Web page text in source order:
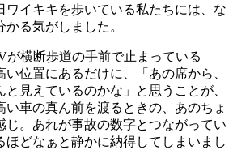
ワイキキを歩いている私たちには、な
る気がしました。
が横断歩道の手前で止まっている
位置にあるだけに、「あの席から、
見えているのかな」と思うことが、
い車の真ん前を渡るときの、あのちょ
じ。あれが事故の数字とつながってい
ほどなぁと静かに納得してしまいまし